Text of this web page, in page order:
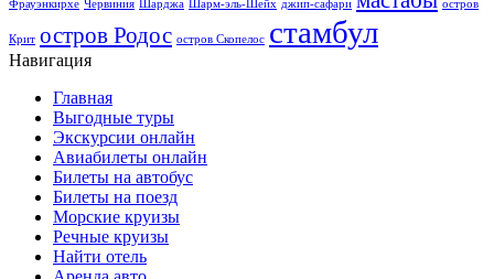
Фрауэнкирхе Червиния Шарджа Шарм-эль-Шейх джип-сафари остров
Крит остров Родос остров Скопелос стамбул
Навигация
Главная
Выгодные туры
Экскурсии онлайн
Авиабилеты онлайн
Билеты на автобус
Билеты на поезд
Морские круизы
Речные круизы
Найти отель